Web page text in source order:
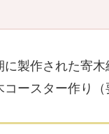
製作された寄
ースター作り（